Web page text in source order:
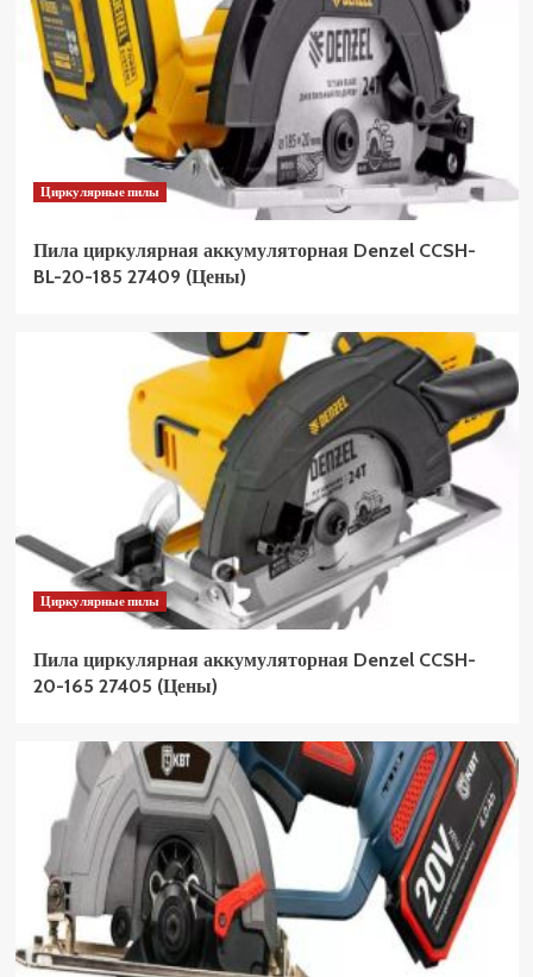
Циркулярные пилы
Пила циркулярная аккумуляторная Denzel CCSH-
BL-20-185 27409 (Цены)
Циркулярные пилы
Пила циркулярная аккумуляторная Denzel CCSH-
20-165 27405 (Цены)